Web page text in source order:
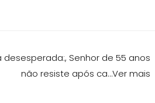
desesperada:, Senhor de 55 anos
não resiste após ca…Ver mais